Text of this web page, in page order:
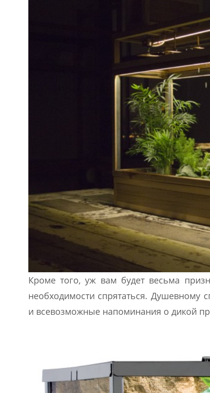
Кроме того, уж вам будет весьма
необходимости спрятаться. Душевному
и всевозможные напоминания о дикой